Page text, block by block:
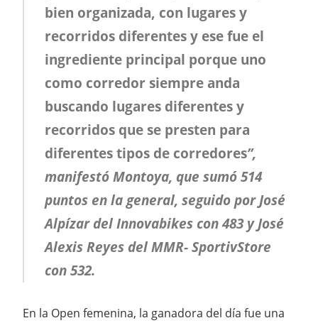
bien organizada, con lugares y
recorridos diferentes y ese fue el
ingrediente principal porque uno
como corredor siempre anda
buscando lugares diferentes y
recorridos que se presten para
diferentes tipos de corredores”,
manifestó Montoya, que sumó 514
puntos en la general, seguido por José
Alpízar del Innovabikes con 483 y José
Alexis Reyes del MMR- SportivStore
con 532.
En la Open femenina, la ganadora del día fue una